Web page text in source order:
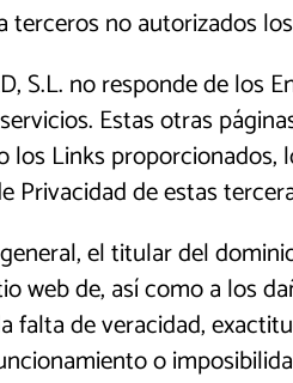
no autorizados
S.L. no responde de los
Estas otras
los Links proporcionados,
Privacidad de estas
el titular del
web de, así como a los
falta de veracidad,
o